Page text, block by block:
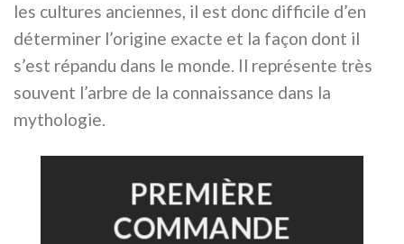
les cultures anciennes, il est donc difficile d’en
déterminer l’origine exacte et la façon dont il
s’est répandu dans le monde. Il représente très
souvent l’arbre de la connaissance dans la
mythologie.
PREMIÈRE
COMMANDE